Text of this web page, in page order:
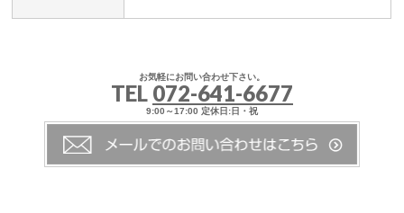
お気軽にお問い合わせ下さい。
TEL 072-641-6677
9:00～17:00 定休日:日・祝